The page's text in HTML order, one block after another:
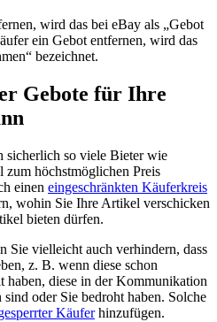
wird das bei eBay als „Gebot
ein Gebot entfernen, wird das
bezeichnet.
Gebote für Ihre
sicherlich so viele Bieter wie
höchstmöglichen Preis
einen eingeschränkten Käuferkreis
wohin Sie Ihre Artikel verschicken
bieten dürfen.
Sie vielleicht auch verhindern, dass
z. B. wenn diese schon
haben, diese in der Kommunikation
oder Sie bedroht haben. Solche
Käuferhinzufügen.